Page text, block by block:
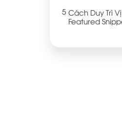
Cách Duy Trì
Featured